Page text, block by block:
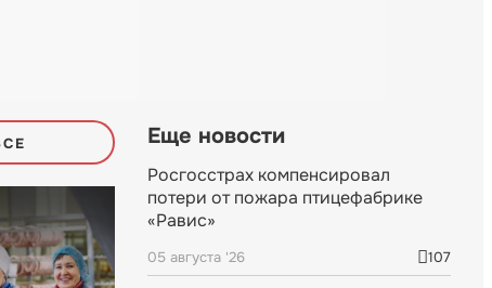
Еще новости
Росгосстрах компенсировал
потери от пожара птицефабрике
«Равис»
05 августа '26 107